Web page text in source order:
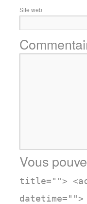
Site web
Vous
title="">